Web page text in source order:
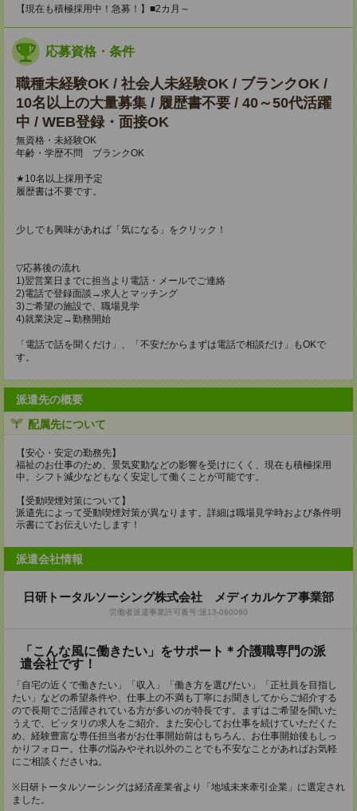
【現在も積極採用中！急募！】■2カ月～
応募資格・条件
職種未経験OK / 社会人未経験OK / ブランクOK /
10名以上の大量募集 / 履歴書不要 / 40～50代活躍
中 / WEB登録・面接OK
無資格・未経験OK
年齢・学歴不問 ブランクOK
★10名以上採用予定
履歴書は不要です。
少しでも興味があれば「気になる」をクリック！
▽応募後の流れ
1)翌営業日までに担当より電話・メールでご連絡
2)電話で登録面談→求人とマッチング
3)ご希望の施設で、職場見学
4)就業決定→勤務開始
「電話で話を聞くだけ」、「不安だからまずは電話で相談だけ」もOKで
す。
派遣先の概要
配属先について
【安心・安定の勤務先】
福祉のお仕事のため、景気変動などの影響を受けにくく、現在も積極採用
中。シフト減少などもなく安定して働くことが可能です。
【受動喫煙対策について】
派遣先によって受動喫煙対策が異なります。詳細は職場見学時および条件明
示書にてお伝えいたします！
派遣会社情報
日研トータルソーシング株式会社 メディカルケア事業部
労働者派遣事業許可番号:派13-060060
「こんな風に働きたい」をサポート＊介護職専門の派
遣会社です！
「自宅の近くで働きたい」「収入」「働き方を選びたい」「正社員を目指し
たい」などの希望条件や、仕事上の不満も丁寧にお聞きしてからご紹介する
ので長期でご活躍されている方が多いのが特長です。まずはご希望を聞いた
うえで、ピッタリの求人をご紹介。また安心してお仕事を続けていただくた
め、経験豊富な専任担当者がお仕事開始前はもちろん、お仕事開始後もしっ
かりフォロー。仕事の悩みやそれ以外のことでも不安なことがあればお気軽
にご相談くださいね。
※日研トータルソーシングは経済産業省より「地域未来牽引企業」に選定され
ました。